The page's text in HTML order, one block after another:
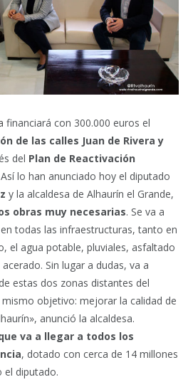
financiará con 300.000 euros el
de las calles Juan de Rivera y
del Plan de Reactivación
lo han anunciado hoy el diputado
y la alcaldesa de Alhaurín el Grande,
obras muy necesarias. Se va a
todas las infraestructuras, tanto en
el agua potable, pluviales, asfaltado
Sin lugar a dudas, va a
estas dos zonas distantes del
objetivo: mejorar la calidad de
anunció la alcaldesa.
va a llegar a todos los
, dotado con cerca de 14 millones
el diputado.